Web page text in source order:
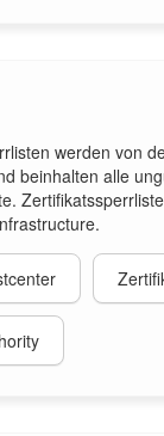
werden von
beinhalten alle